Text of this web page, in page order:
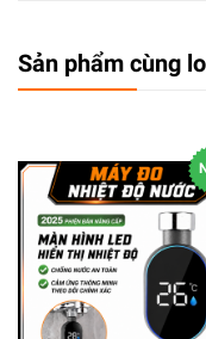
Sản phẩm cùng